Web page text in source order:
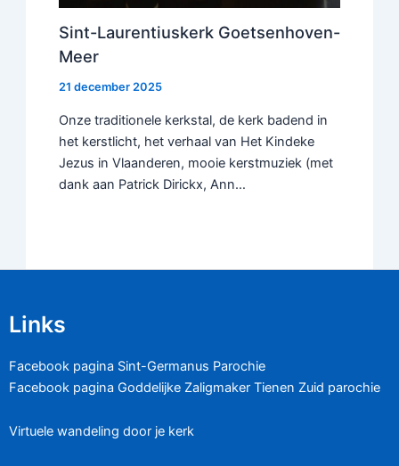
Sint-Laurentiuskerk Goetsenhoven-
Meer
21 december 2025
Onze traditionele kerkstal, de kerk badend in
het kerstlicht, het verhaal van Het Kindeke
Jezus in Vlaanderen, mooie kerstmuziek (met
dank aan Patrick Dirickx, Ann…
Links
Facebook pagina Sint-Germanus Parochie
Facebook pagina Goddelijke Zaligmaker Tienen Zuid parochie
Virtuele wandeling door je kerk